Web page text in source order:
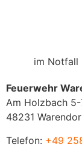
im Notfall
Feuerwehr
Am Holzbach
48231
Telefon: +49